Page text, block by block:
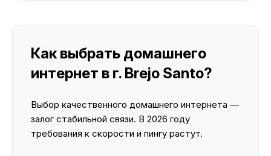
Как выбрать домашнего
интернет в г. Brejo Santo?
Выбор качественного домашнего интернета —
залог стабильной связи. В 2026 году
требования к скорости и пингу растут.